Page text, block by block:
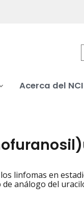
Acerca del NCI
linfomas en
análogo del